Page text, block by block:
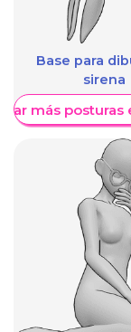
Base para
sirena
más posturas